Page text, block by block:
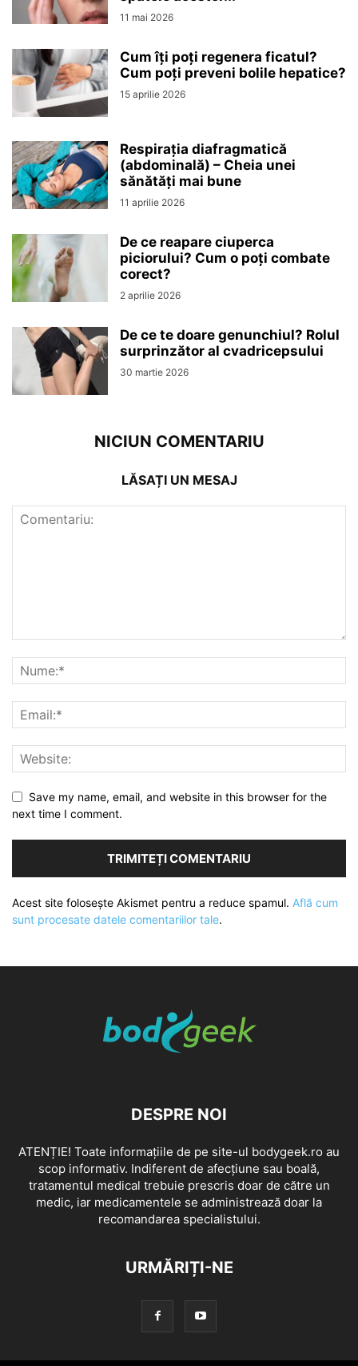
11 mai 2026
Cum îți poți regenera ficatul?
Cum poți preveni bolile hepatice?
15 aprilie 2026
Respirația diafragmatică
(abdominală) – Cheia unei
sănătăți mai bune
11 aprilie 2026
De ce reapare ciuperca
piciorului? Cum o poți combate
corect?
2 aprilie 2026
De ce te doare genunchiul? Rolul
surprinzător al cvadricepsului
30 martie 2026
NICIUN COMENTARIU
LĂSAȚI UN MESAJ
Save my name, email, and website in this browser for the
next time I comment.
Acest site folosește Akismet pentru a reduce spamul. Află cum
sunt procesate datele comentariilor tale.
DESPRE NOI
ATENȚIE! Toate informațiile de pe site-ul bodygeek.ro au
scop informativ. Indiferent de afecțiune sau boală,
tratamentul medical trebuie prescris doar de către un
medic, iar medicamentele se administrează doar la
recomandarea specialistului.
URMĂRIȚI-NE